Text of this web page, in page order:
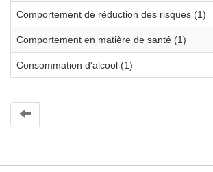
Comportement de réduction des risques (1)
Comportement en matière de santé (1)
Consommation d'alcool (1)